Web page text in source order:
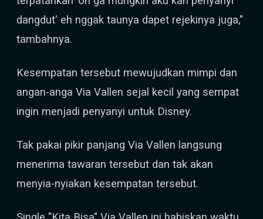
dangdut' eh nggak taunya dapet rejekinya juga,"
tambahnya.
Kesempatan tersebut mewujudkan mimpi dan
angan-anga Via Vallen sejal kecil yang sempat
ingin menjadi penyanyi untuk Disney.
Tak pakai pikir panjang Via Vallen langsung
menerima tawaran tersebut dan tak akan
menyia-nyiakan kesempatan tersebut.